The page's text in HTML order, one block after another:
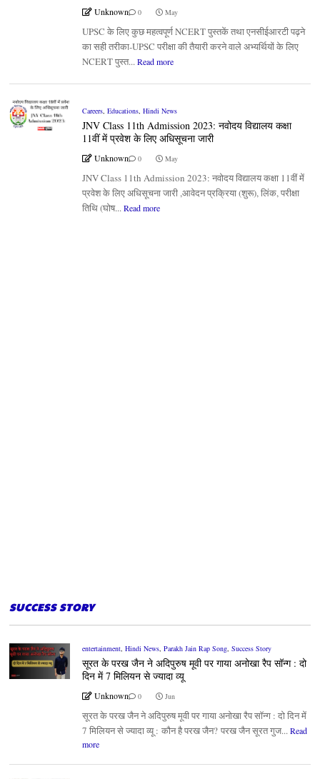
Unknown 0 May
UPSC के लिए कुछ महत्वपूर्ण NCERT पुस्तकें तथा एनसीईआरटी पढ़ने
का सही तरीका-UPSC परीक्षा की तैयारी करने वाले अभ्यर्थियों के लिए
NCERT पुस्त... Read more
Careers, Educations, Hindi News
JNV Class 11th Admission 2023: नवोदय विद्यालय कक्षा
11वीं में प्रवेश के लिए अधिसूचना जारी
Unknown 0 May
JNV Class 11th Admission 2023: नवोदय विद्यालय कक्षा 11वीं में
प्रवेश के लिए अधिसूचना जारी ,आवेदन प्रक्रिया (शुरू), लिंक, परीक्षा
तिथि (घोष... Read more
SUCCESS STORY
entertainment, Hindi News, Parakh Jain Rap Song, Success Story
सूरत के परख जैन ने अदिपुरुष मूवी पर गाया अनोखा रैप सॉन्ग : दो
दिन में 7 मिलियन से ज्यादा व्यू
Unknown 0 Jun
सूरत के परख जैन ने अदिपुरुष मूवी पर गाया अनोखा रैप सॉन्ग : दो दिन में
7 मिलियन से ज्यादा व्यू : कौन है परख जैन? परख जैन सूरत गुज... Read
more